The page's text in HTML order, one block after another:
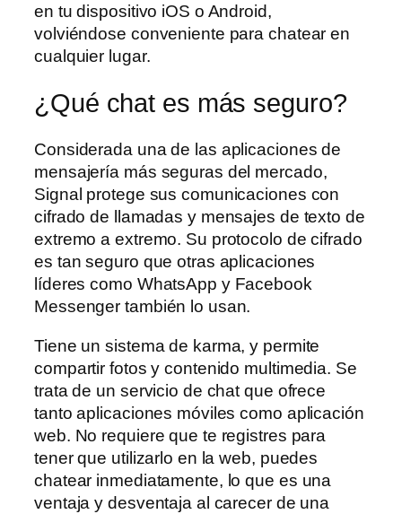
en tu dispositivo iOS o Android,
volviéndose conveniente para chatear en
cualquier lugar.
¿Qué chat es más seguro?
Considerada una de las aplicaciones de
mensajería más seguras del mercado,
Signal protege sus comunicaciones con
cifrado de llamadas y mensajes de texto de
extremo a extremo. Su protocolo de cifrado
es tan seguro que otras aplicaciones
líderes como WhatsApp y Facebook
Messenger también lo usan.
Tiene un sistema de karma, y permite
compartir fotos y contenido multimedia. Se
trata de un servicio de chat que ofrece
tanto aplicaciones móviles como aplicación
web. No requiere que te registres para
tener que utilizarlo en la web, puedes
chatear inmediatamente, lo que es una
ventaja y desventaja al carecer de una